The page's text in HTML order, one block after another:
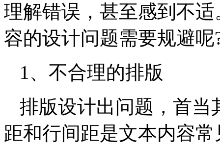
理解错误，甚至感到不
容的设计问题需要规避呢
1、不合理的排版
排版设计出问题，首当
距和行间距是文本内容